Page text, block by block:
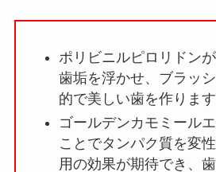
ポリビニルピロリドン
歯垢を浮かせ、ブラッ
的で美しい歯を作ります
ゴールデンカモミール
ことでタンパク質を変
用の効果が期待でき、